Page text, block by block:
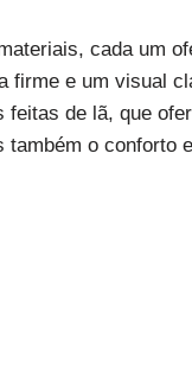
cada um
firme e um visual
de lã, que
o conforto